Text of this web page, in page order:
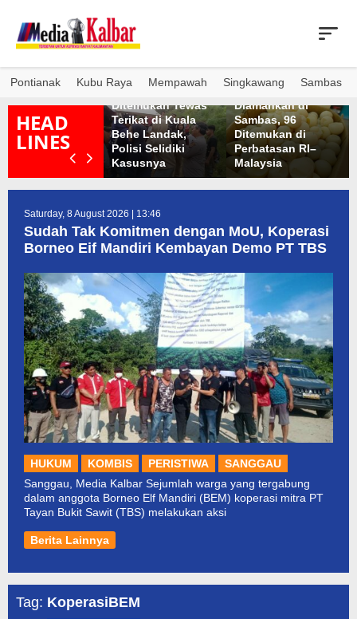
content
Pontianak Kubu Raya Mempawah Singkawang Sambas
HEAD
LINES
Biasa Ramai
666
Masuknya
di Tanah
Ibu dan Anak
Ditemukan Tewas
Terikat di Kuala
Behe Landak,
Polisi Selidiki
Kasusnya
1.286 Telur Penyu
Diamankan di
Sambas, 96
Ditemukan di
Perbatasan RI–
Malaysia
Saturday, 8 August 2026 | 13:46
Sudah Tak Komitmen dengan MoU, Koperasi
Borneo Eif Mandiri Kembayan Demo PT TBS
HUKUM KOMBIS PERISTIWA
SANGGAU
Sanggau, Media Kalbar Sejumlah warga yang tergabung
dalam anggota Borneo Elf Mandiri (BEM) koperasi mitra PT
Tayan Bukit Sawit (TBS) melakukan aksi
Berita Lainnya
Tag: KoperasiBEM